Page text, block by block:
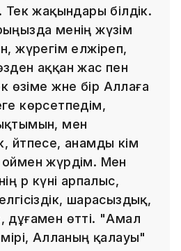
Тек жақындары білдік.
менің жүзім
жүрегім елжіреп,
аққан жас пен
өзіме және бір Аллаға
көрсетпедім,
мен
әйтпесе, анамды кім
жүрдім. Мен
әр күні арпалыс,
шарасыздық,
дұғамен өтті. "Амал
Алланың қалауы"